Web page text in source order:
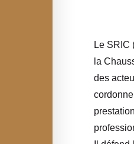
Le SRIC
la
des